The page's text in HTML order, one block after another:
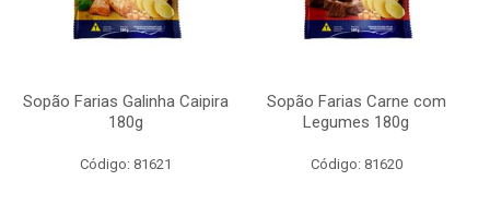
Sopão Farias Galinha Caipira
180g
Código: 81621
Sopão Farias Carne com
Legumes 180g
Código: 81620